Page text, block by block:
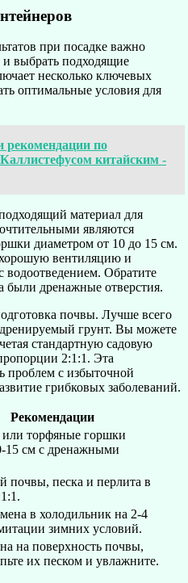
при посадке важно
и выбрать подходящие
несколько ключевых
оптимальные условия для
рекомендации по
китайским -
материал для
являются
диаметром от 10 до 15 см.
вентиляцию и
водоотведением. Обратите
были дренажные отверстия.
почвы. Лучше всего
грунт. Вы можете
стандартную садовую
2:1:1. Эта
проблем с избыточной
грибковых заболеваний.
Рекомендации
торфяные горшки
15 см с дренажными
почвы, песка и перлита в
в холодильник на 2-4
зимних условий.
на поверхность почвы,
их песком и увлажните.